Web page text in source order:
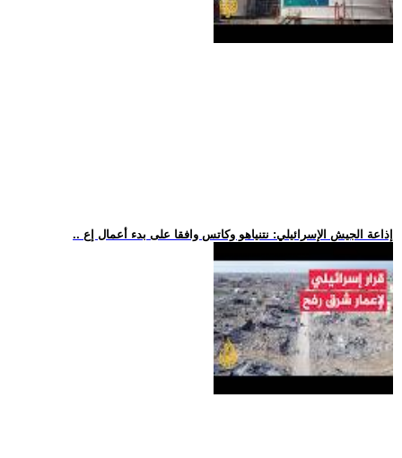
.. إذاعة الجيش الإسرائيلي: نتنياهو وكاتس وافقا على بدء أعمال إع